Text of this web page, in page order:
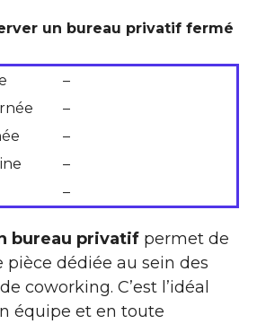
un bureau privatif fermé
–
–
–
–
–
bureau privatif permet de
pièce dédiée au sein des
coworking. C’est l’idéal
équipe et en toute